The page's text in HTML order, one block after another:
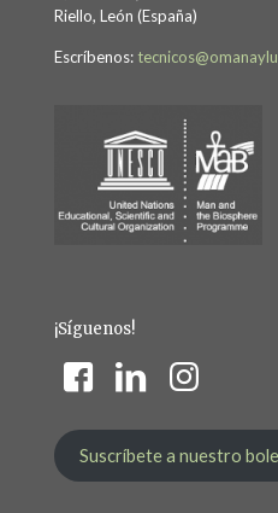
Riello, León (España)
Escríbenos:
¡Síguenos!
Suscríbete a nuestro